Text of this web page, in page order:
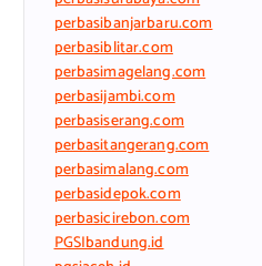
perbasibanjarbaru.com
perbasiblitar.com
perbasimagelang.com
perbasijambi.com
perbasiserang.com
perbasitangerang.com
perbasimalang.com
perbasidepok.com
perbasicirebon.com
PGSIbandung.id